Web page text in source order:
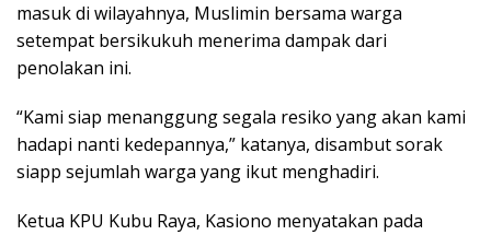
masuk di wilayahnya, Muslimin bersama warga
setempat bersikukuh menerima dampak dari
penolakan ini.
“Kami siap menanggung segala resiko yang akan kami
hadapi nanti kedepannya,” katanya, disambut sorak
siapp sejumlah warga yang ikut menghadiri.
Ketua KPU Kubu Raya, Kasiono menyatakan pada